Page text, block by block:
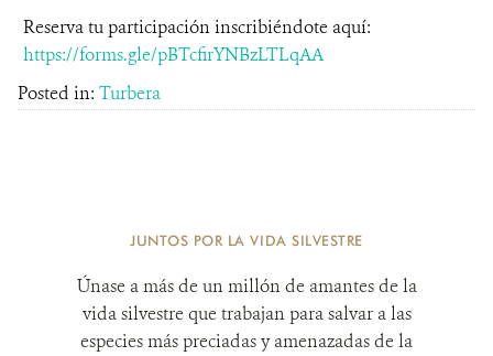
Reserva tu participación inscribiéndote aquí:
https://forms.gle/pBTcfirYNBzLTLqAA
Posted in: Turbera
JUNTOS POR LA VIDA SILVESTRE
Únase a más de un millón de amantes de la
vida silvestre que trabajan para salvar a las
especies más preciadas y amenazadas de la